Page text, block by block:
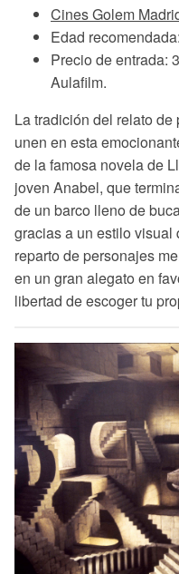
Cines Golem
Edad
Precio de entrada:
Aulafilm.
La tradición del relato
unen en esta
de la famosa novela de
joven Anabel, que
de un barco lleno de
gracias a un estilo visual
reparto de personajes
en un gran alegato en
libertad de escoger tu